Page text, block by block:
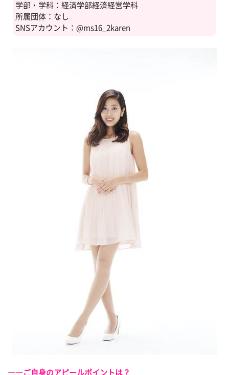
学部・学科：経済学部経済経営学科
所属団体：なし
SNSアカウント：@ms16_2karen
――ご自身のアピールポイントは？